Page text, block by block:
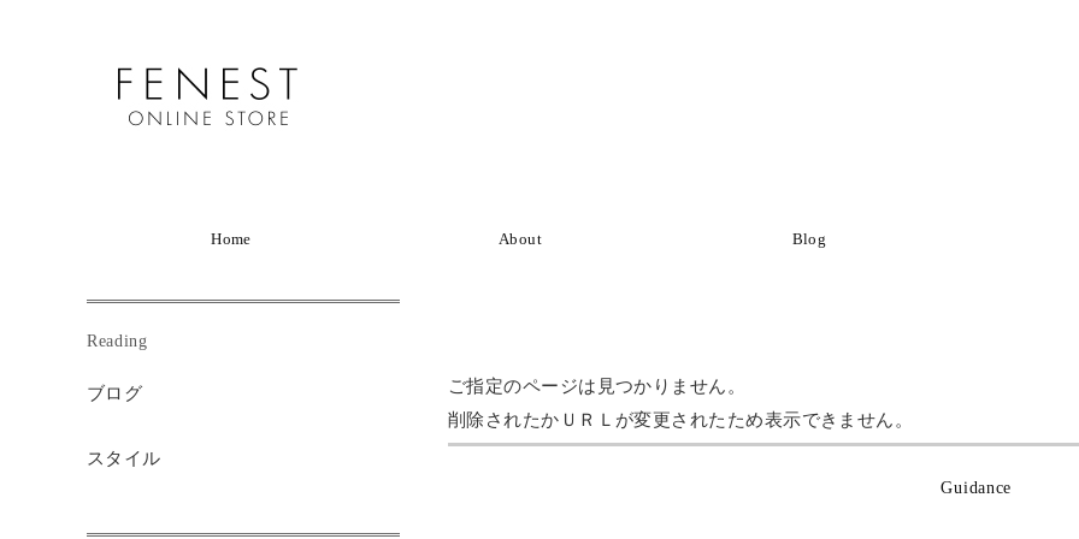
Home About Blog
ご指定のページは見つかりません。
削除されたかＵＲＬが変更されたため表示できません。
Guidance
Reading
ブログ
スタイル